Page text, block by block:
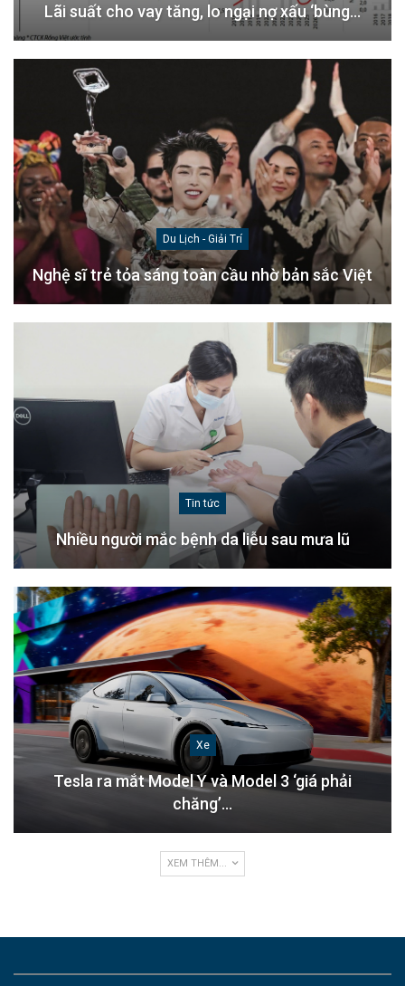
Lãi suất cho vay tăng, lo ngại nợ xấu ‘bùng…
Du Lịch - Giải Trí
Nghệ sĩ trẻ tỏa sáng toàn cầu nhờ bản sắc Việt
Tin tức
Nhiều người mắc bệnh da liễu sau mưa lũ
Xe
Tesla ra mắt Model Y và Model 3 ‘giá phải
chăng’…
XEM THÊM...